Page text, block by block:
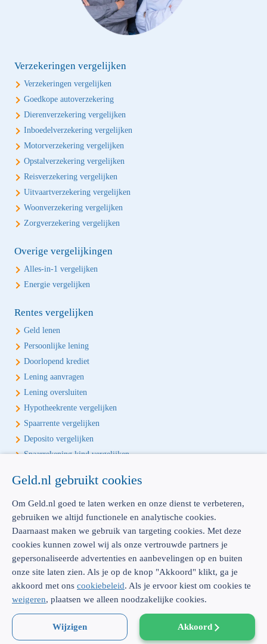
Verzekeringen vergelijken
Verzekeringen vergelijken
Goedkope autoverzekering
Dierenverzekering vergelijken
Inboedelverzekering vergelijken
Motorverzekering vergelijken
Opstalverzekering vergelijken
Reisverzekering vergelijken
Uitvaartverzekering vergelijken
Woonverzekering vergelijken
Zorgverzekering vergelijken
Overige vergelijkingen
Alles-in-1 vergelijken
Energie vergelijken
Rentes vergelijken
Geld lenen
Persoonlijke lening
Doorlopend krediet
Lening aanvragen
Lening oversluiten
Hypotheekrente vergelijken
Spaarrente vergelijken
Deposito vergelijken
Spaarrekening kind vergelijken
Écht onafhankelijk vergelijken
Geld.nl is de écht onafhankelijke vergelijker voor je verzekeringen en
bankproducten. Vergelijk, kies het beste product voor jou en betaal
geen euro te veel!
AFM: 12039914 300.014480
Emmasingel 23 | 5611 AZ Eindhoven | Dienstverlening & disclaimer| Privacy|
Cookies| Sitemap|
WFT-vergunning: 12039914 |
© Geld.nl 2026
Geld.nl gebruikt cookies
Om Geld.nl goed te laten werken en onze dienst te verbeteren,
gebruiken we altijd functionele en analytische cookies.
Daarnaast maken we gebruik van targeting cookies. Met deze
cookies kunnen zowel wij als onze vertrouwde partners je
gepersonaliseerde advertenties en aanbevelingen op en buiten
onze site laten zien. Als je op de knop "Akkoord" klikt, ga je
akkoord met ons cookiebeleid. Als je ervoor kiest om cookies te
weigeren, plaatsen we alleen noodzakelijke cookies.
Wijzigen Akkoord